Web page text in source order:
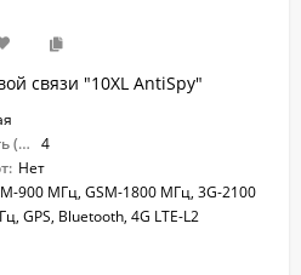
связи "10XL AntiSpy"
Общая выходная мощность (Вт): 4
Нет
900 МГц, GSM-1800 МГц, 3G-2100
GPS, Bluetooth, 4G LTE-L2